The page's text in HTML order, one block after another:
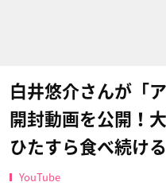
白井悠介さんが「
開封動画を公開！
ひたすら食べ続ける
YouTube